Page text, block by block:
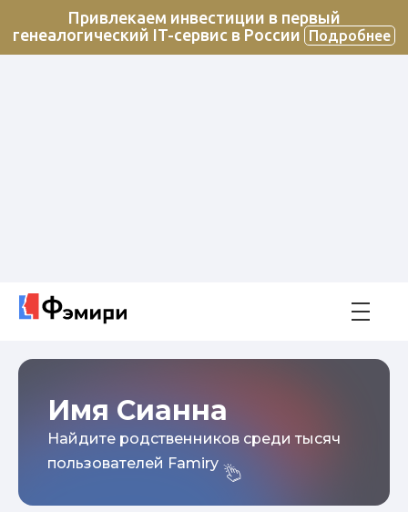
Привлекаем инвестиции в первый
генеалогический IT-сервис в России
Подробнее
Имя Сианна
Найдите родственников среди тысяч
пользователей Famiry